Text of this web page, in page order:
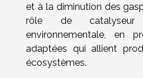
et à la diminution des
rôle de catalyseur
environnementale, en
adaptées qui allient
écosystèmes.